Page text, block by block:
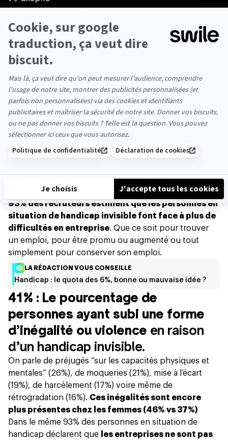
1 sur 2 : une personne sur deux
sera en situation de handicap au
cours de sa vie.
Ce peut être de manière durable ou temporaire
l’âge de 16 ans. Et n’allez pas croire que tout se résume
à l’image du fauteuil roulant. Moins de 5% des
personnes avec un handicap moteur en utilisent.
10% : seulement une personne sur
10 mentionnerait son handicap
dès le CV.
Au global, uniquement 43% “préviendraient le
recruteur” contre 39% qui n’en feraient jamais état.
93% des recruteurs estiment que les personnes en
situation de handicap invisible font face à plus de
difficultés en entreprise. Que ce soit pour trouver
un emploi, pour être promu ou augmenté ou tout
simplement pour conserver son emploi.
LA RÉDACTION VOUS CONSEILLE
Handicap : le quota des 6%, bonne ou mauvaise idée ?
41% : Le pourcentage de
personnes ayant subi une forme
d’inégalité ou violence en raison
d’un handicap invisible.
On parle de préjugés ”sur les capacités physiques et
mentales” (26%), de moqueries (21%), mise à l’écart
(19%), de harcèlement (17%) voire même de
rétrogradation (16%). Ces inégalités sont encore
plus présentes chez les femmes (46% vs 37%)
Dans le même 93% des personnes en situation de
handicap déclarent que
les entreprises ne sont pas